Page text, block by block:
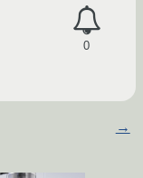
0
→